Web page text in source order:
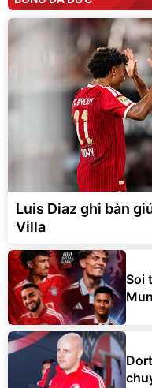
Luis Diaz ghi bàn
Villa
Soi